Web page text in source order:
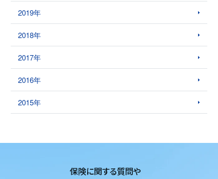
2019年
2018年
2017年
2016年
2015年
保険に関する質問や